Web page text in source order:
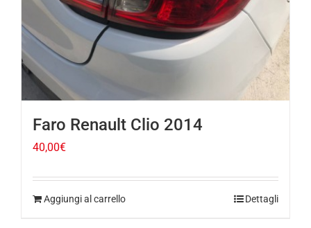
Faro Renault Clio 2014
40,00€
Aggiungi al carrello Dettagli